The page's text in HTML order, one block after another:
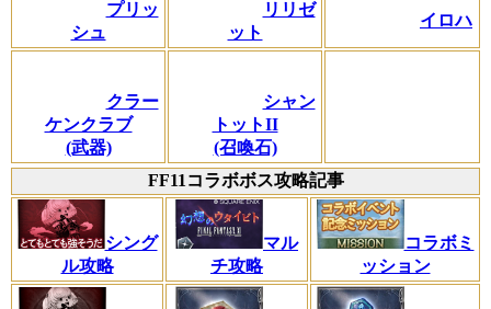
プリッ
シュ
リリゼ
ット
イロハ
クラー
ケンクラブ
(武器)
シャン
トットII
(召喚石)
FF11コラボボス攻略記事
シング
ル攻略
マル
チ攻略
コラボミ
ッション